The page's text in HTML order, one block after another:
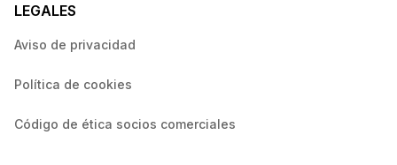
LEGALES
Aviso de privacidad
Política de cookies
Código de ética socios comerciales